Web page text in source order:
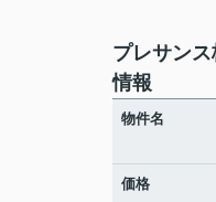
プレサン
情報
物件名
価格